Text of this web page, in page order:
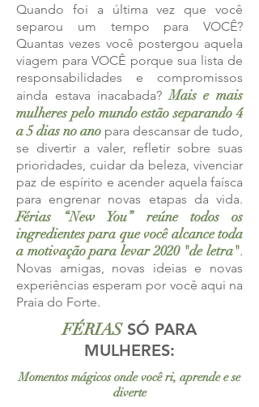
Quando foi a última vez que você
separou um tempo para VOCÊ?
Quantas vezes você postergou aquela
viagem para VOCÊ porque sua lista de
responsabilidades e compromissos
ainda estava inacabada?Mais e mais
mulheres pelo mundo estão separando 4
a 5 dias no ano para descansar de tudo,
se divertir a valer, refletir sobre suas
prioridades, cuidar da beleza, vivenciar
paz de espírito e acender aquela faísca
para engrenar novas etapas da vida.
Férias “New You” reúne todos os
ingredientes para que você alcance toda
a motivação para levar 2020 "de letra".
Novas amigas, novas ideias e novas
experiências esperam por você aqui na
Praia do Forte.
FÉRIASSÓ PARA
MULHERES:
Momentos mágicos onde você ri, aprende e se
diverte